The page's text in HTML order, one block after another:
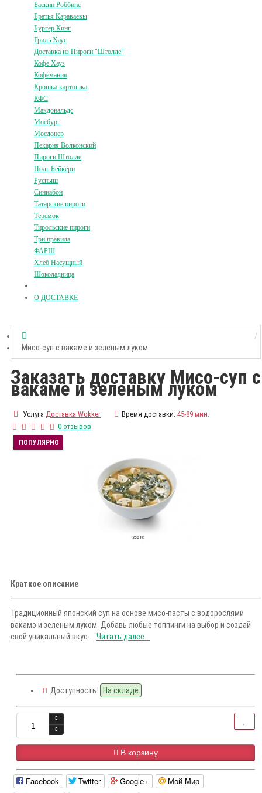
Баскин Роббинс
Братья Караваевы
Бургер Кинг
Гриль Хаус
Доставка из Пироги "Штолле"
Кофе Хауз
Кофемания
Крошка картошка
КФС
Макдональдс
Мосбург
Мосдонер
Пекарня Волконский
Пироги Штолле
Поль Бейкери
Руспыш
Синнабон
Татарские пироги
Теремок
Тирольские пироги
Три правила
ФАРШ
Хлеб Насущный
Шоколадница
О ДОСТАВКЕ
Мисо-суп с вакаме и зеленым луком
Заказать доставку Мисо-суп с
вакаме и зеленым луком
Услуга Доставка Wokker Время доставки: 45-89 мин.
0 отзывов
ПОПУЛЯРНО
Краткое описание
Традиционный японский суп на основе мисо-пасты с водорослями
вакамэ и зеленым луком. Добавь любые топпинги на выбор и создай
свой уникальный вкус.... Читать далее...
Доступность: На складе
В корзину
Facebook Twitter Google+ Мой Мир